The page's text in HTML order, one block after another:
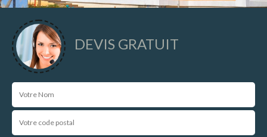
DEVIS GRATUIT